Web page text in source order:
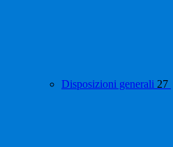
Disposizioni generali 27